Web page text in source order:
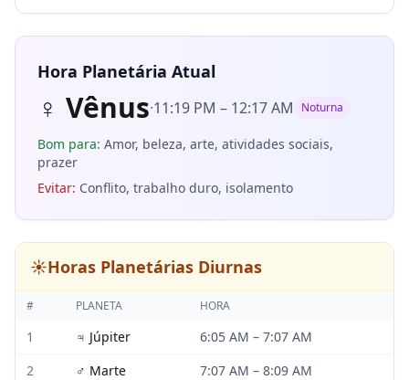
Hora Planetária Atual
♀ Vênus·11:19 PM – 12:17 AM Noturna
Bom para: Amor, beleza, arte, atividades sociais,
prazer
Evitar: Conflito, trabalho duro, isolamento
☀️Horas Planetárias Diurnas
# PLANETA HORA
1 ♃ Júpiter 6:05 AM – 7:07 AM
2
♂ Marte 7:07 AM – 8:09 AM